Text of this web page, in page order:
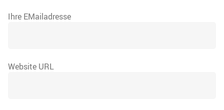
Ihre EMailadresse
Website URL